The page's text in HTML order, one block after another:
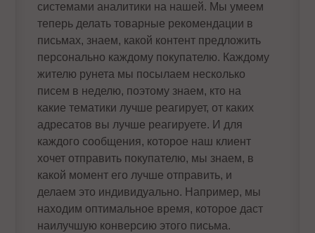
системами аналитики на нашей. Мы умеем
теперь делать товарные рекомендации в
письмах, знаем, какой контент предложить
персонально каждому покупателю. Каждому
жителю рунета мы посылаем несколько
писем в неделю, поэтому знаем, кто на
какие тематики лучше реагирует, от каких
адресатов вы лучше реагируете. И для
каждого сообщения, которое наш клиент
хочет отправить покупателю, мы знаем, в
какой момент его лучше отправить, и
делаем это индивидуально. Например, мы
находим оптимальное время, которое даст
наилучшую конверсию этого письма.